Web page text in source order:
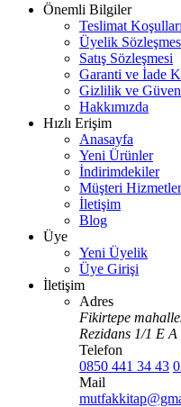
Önemli Bilgiler
Teslimat Koşulları
Üyelik
Satış Sözleşmesi
Garanti ve İade
Gizlilik ve
Hakkımızda
Hızlı Erişim
Anasayfa
Yeni Ürünler
İndirimdekiler
Müşteri
İletişim
Blog
Üye
Yeni Üyelik
Üye Girişi
İletişim
Adres
Fikirtepe
Rezidans 1/1 E
Telefon
0850 441 34 43
Mail